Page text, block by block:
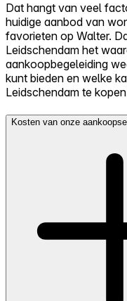
Dat hangt van veel
huidige aanbod van
favorieten op Walter.
Leidschendam het
aankoopbegeleiding
kunt bieden en welke
Leidschendam te
Kosten van onze